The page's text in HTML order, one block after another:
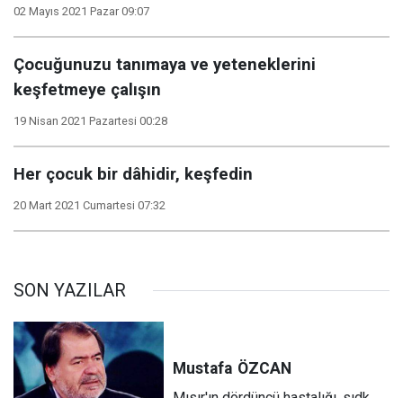
02 Mayıs 2021 Pazar 09:07
Çocuğunuzu tanımaya ve yeteneklerini
keşfetmeye çalışın
19 Nisan 2021 Pazartesi 00:28
Her çocuk bir dâhidir, keşfedin
20 Mart 2021 Cumartesi 07:32
SON YAZILAR
Mustafa ÖZCAN